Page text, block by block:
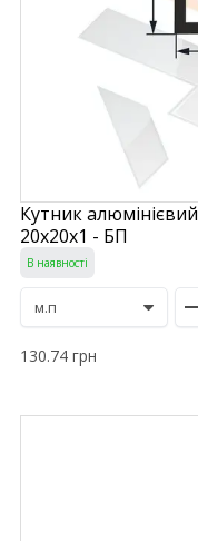
Кутник алюмінієвий
20х20х1 - БП
В наявності
130.74 грн